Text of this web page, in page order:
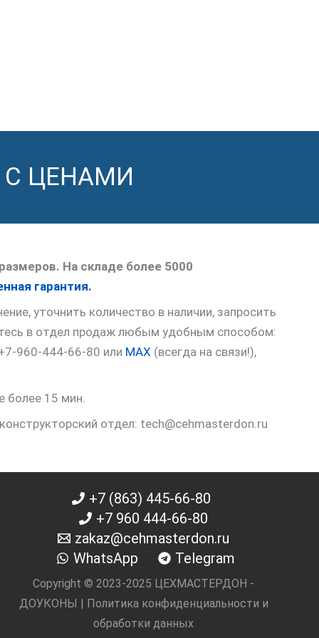
ЦЕНАМИ
На складе более 5000
гарантия.
уточнить количество в наличии, запросить
в отдел продаж любым удобным способом:
960-444-66-80 или MAX (всегда на связи!),
более 15 мин.
отдел: tech@cehmasterdon.ru
+7 (863) 445-66-80
+7 960 444-66-80
zakaz@cehmasterdon.ru
WhatsApp
Telegram
Copyright © 2023-2025 ЦЕХМАСТЕРДОН -
ДОУКОНЫ | Политика конфиденциальности и
обработки данных